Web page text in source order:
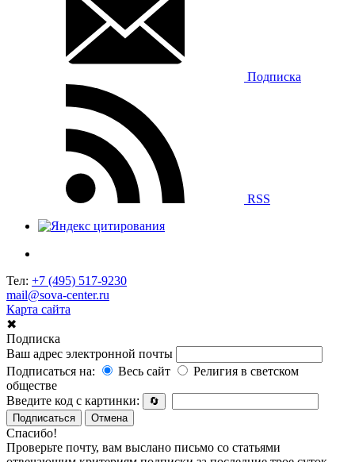
Подписка
RSS
Тел: +7 (495) 517-9230
mail@sova-center.ru
Карта сайта
✖
Подписка
Ваш адрес электронной почты
Подписаться на:
Весь сайт
Религия в светском
обществе
Введите код с картинки:
🔄
Подписаться
Отмена
Спасибо!
Проверьте почту, вам выслано письмо со статьями